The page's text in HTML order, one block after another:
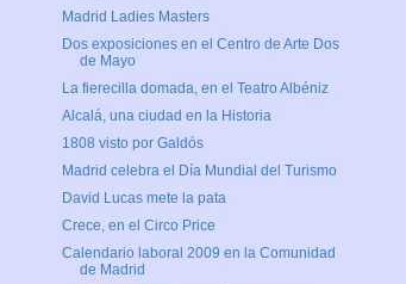
Madrid Ladies Masters
Dos exposiciones en el Centro de Arte Dos
de Mayo
La fierecilla domada, en el Teatro Albéniz
Alcalá, una ciudad en la Historia
1808 visto por Galdós
Madrid celebra el Día Mundial del Turismo
David Lucas mete la pata
Crece, en el Circo Price
Calendario laboral 2009 en la Comunidad
de Madrid